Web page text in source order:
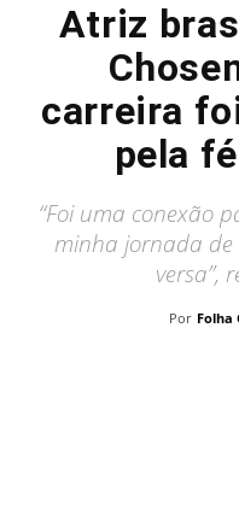
Atriz
carreira
pela
“Foi uma conexão
minha jornada de
versa”,
Por Folha